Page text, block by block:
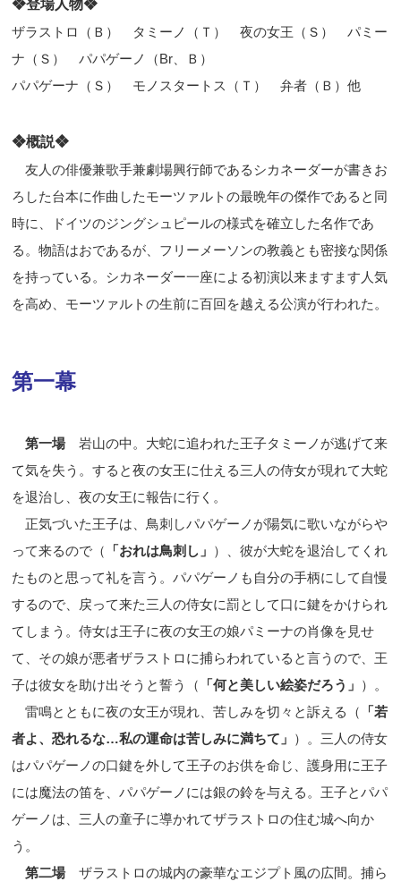
❖登場人物❖
ザラストロ（Ｂ） タミーノ（Ｔ） 夜の女王（Ｓ） パミー
ナ（Ｓ） パパゲーノ（Br 、Ｂ）
パパゲーナ（Ｓ） モノスタートス（Ｔ） 弁者（Ｂ）他
❖概説❖
友人の俳優兼歌手兼劇場興行師であるシカネーダーが書きお
ろした台本に作曲したモーツァルトの最晩年の傑作であると同
時に、ドイツのジングシュピールの様式を確立した名作であ
る。物語はおであるが、フリーメーソンの教義とも密接な関係
を持っている。シカネーダー一座による初演以来ますます人気
を高め、モーツァルトの生前に百回を越える公演が行われた。
第一幕
第一場岩山の中。大蛇に追われた王子タミーノが逃げて来
て気を失う。すると夜の女王に仕える三人の侍女が現れて大蛇
を退治し、夜の女王に報告に行く。
正気づいた王子は、鳥刺しパパゲーノが陽気に歌いながらや
って来るので（
「おれは鳥刺し」 ）、彼が大蛇を退治してくれ
たものと思って礼を言う。パパゲーノも自分の手柄にして自慢
するので、戻って来た三人の侍女に罰として口に鍵をかけられ
てしまう。侍女は王子に夜の女王の娘パミーナの肖像を見せ
て、その娘が悪者ザラストロに捕らわれていると言うので、王
子は彼女を助け出そうと誓う（
「何と美しい絵姿だろう」 ）。
雷鳴とともに夜の女王が現れ、苦しみを切々と訴える（
「若
者よ、恐れるな…私の運命は苦しみに満ちて」 ）。三人の侍女
はパパゲーノの口鍵を外して王子のお供を命じ、護身用に王子
には魔法の笛を、パパゲーノには銀の鈴を与える。王子とパパ
ゲーノは、三人の童子に導かれてザラストロの住む城へ向か
う。
第二場ザラストロの城内の豪華なエジプト風の広間。捕ら